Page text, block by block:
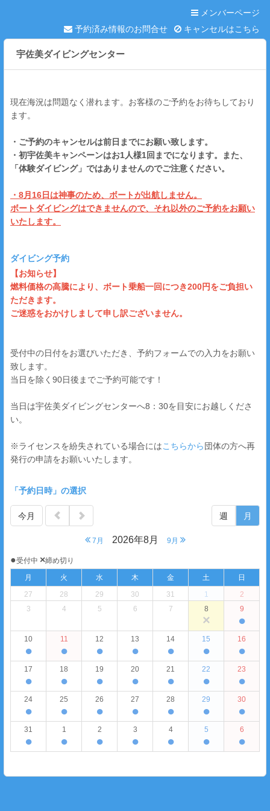
メンバーページ
予約済み情報のお問合せ
キャンセルはこちら
宇佐美ダイビングセンター
現在海況は問題なく潜れます。お客様のご予約をお待ちしており
ます。
・ご予約のキャンセルは前日までにお願い致します。
・初宇佐美キャンペーンはお1人様1回までになります。また、
「体験ダイビング」ではありませんのでご注意ください。
・8月16日は神事のため、ボートが出航しません。
ボートダイビングはできませんので、それ以外のご予約をお願い
いたします。
ダイビング予約
【お知らせ】
燃料価格の高騰により、ボート乗船一回につき200円をご負担い
ただきます。
ご迷惑をおかけしまして申し訳ございません。
受付中の日付をお選びいただき、予約フォームでの入力をお願い
致します。
当日を除く90日後までご予約可能です！
当日は宇佐美ダイビングセンターへ8：30を目安にお越しくださ
い。
※ライセンスを紛失されている場合にはこちらから団体の方へ再
発行の申請をお願いいたします。
「予約日時」の選択
今月
7月 2026年8月 9月
週 月
●受付中 ×締め切り
月
火 水 木 金 土
日
27
28 29 30 31 1
2
3
4 5 6 7 8
×
9
●
10
●
11
●
12
●
13
●
14
●
15
●
16
●
17
●
18
●
19
●
20
●
21
●
22
●
23
●
24
●
25
●
26
●
27
●
28
●
29
●
30
●
31
●
1
●
2
●
3
●
4
●
5
●
6
●